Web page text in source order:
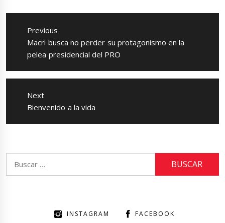
Navegación
entradas
Previous
Previous
post:
Macri busca no perder su protagonismo en la
pelea presidencial del PRO
Next
Next
Bienvenido a la vida
INSTAGRAM FACEBOOK